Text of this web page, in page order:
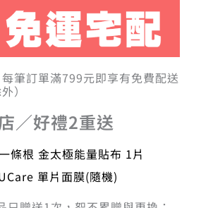
筆訂單滿799元即享有免費配送
）
／好禮2重送
條根 金太極能量貼布 1片
單片面膜(隨機)